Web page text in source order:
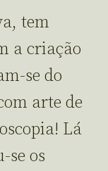
tem
a criação
se do
arte de
Lá
se os